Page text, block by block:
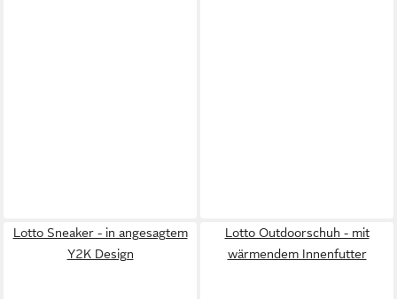
Lotto Sneaker - in angesagtem
Y2K Design
Lotto Outdoorschuh - mit
wärmendem Innenfutter